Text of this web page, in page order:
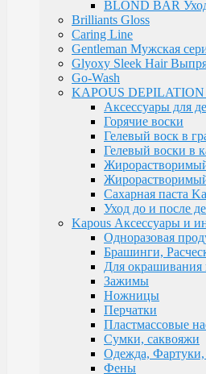
Luxe Care
Macadamia Oil
Magic Keratin
Magic Keratin
Средства для
Уход за волосами
Milk Line
Oliva and Avocado
Profilactic
Smooth and Curly
Treatment Лечебная
Ylang Ylang
Окрашивание Kapous
Кремообразная
Окислительная
Окрашивание
Окрашивание
Окрашивание
Прямые пигменты
Стайлинг Kapous
Уход за волосами
Уход за волосами
Средства для
Краски для бровей и ресниц
BLOND BAR
Brilliants Gloss
Caring Line
Gentleman Мужская
Glyoxy Sleek Hair
Go-Wash
KAPOUS
Аксессуары для
Горячие воски
Гелевый воск в
Гелевый воски в
Сахарная паста
Уход до и после
Kapous Аксессуары и
Одноразовая
Брашинги,
Для окрашивания
Зажимы
Ножницы
Перчатки
Пластмассовые
Сумки, саквояжи
Одежда,
Фены